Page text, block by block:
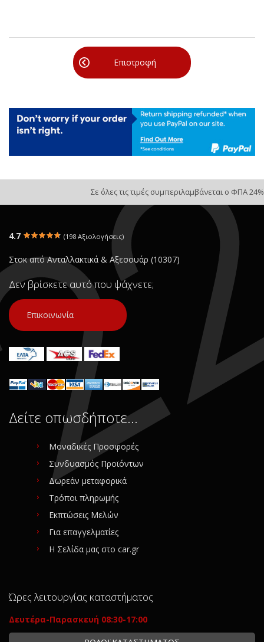
Επιστροφή
Σε όλες τις τιμές συμπεριλαμβάνεται ο ΦΠΑ 24%
4.7 (198 Αξιολογήσεις)
Στοκ από Ανταλλακτικά & Αξεσουάρ (10307)
Δεν βρίσκετε αυτό που ψάχνετε;
Επικοινωνία
Δείτε οπωσδήποτε…
Μοναδικές Προσφορές
Συνδυασμός Προϊόντων
Δωρεάν μεταφορικά
Τρόποι πληρωμής
Εκπτώσεις Μελών
Για επαγγελματίες
Η Σελίδα μας στο car.gr
Ώρες λειτουργίας καταστήματος
Δευτέρα-Παρασκευή 08:30-17:00